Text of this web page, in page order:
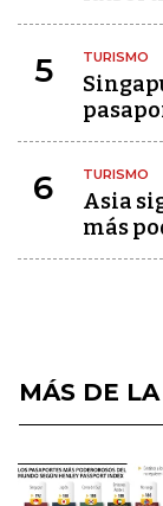
5 TURISMO
6 TURISMO
Asia
más
MÁS DE